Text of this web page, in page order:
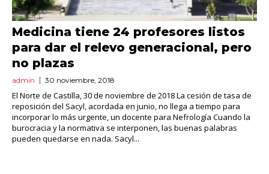
Medicina tiene 24 profesores listos
para dar el relevo generacional, pero
no plazas
admin 30 noviembre, 2018
El Norte de Castilla, 30 de noviembre de 2018 La cesión de tasa de
reposición del Sacyl, acordada en junio, no llega a tiempo para
incorporar lo más urgente, un docente para Nefrología Cuando la
burocracia y la normativa se interponen, las buenas palabras
pueden quedarse en nada. Sacyl...